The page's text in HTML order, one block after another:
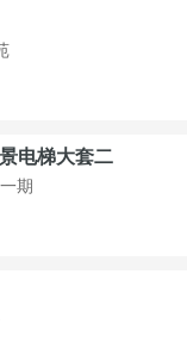
电梯大套二
期